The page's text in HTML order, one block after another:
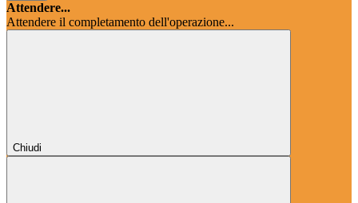
Attendere...
Attendere il completamento dell'operazione...
Chiudi